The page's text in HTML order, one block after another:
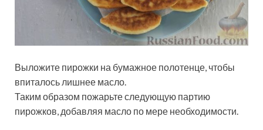
Выложите пирожки на бумажное полотенце, чтобы
впиталось лишнее масло.
Таким образом пожарьте следующую партию
пирожков, добавляя масло по мере необходимости.